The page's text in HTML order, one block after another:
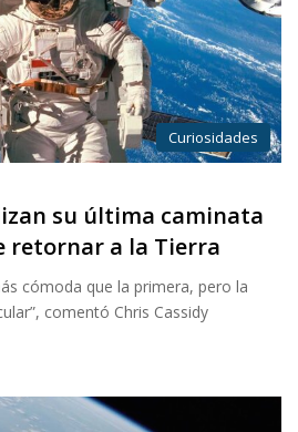
Curiosidades
su última caminata
retornar a la Tierra
cómoda que la primera, pero la
comentó Chris Cassidy